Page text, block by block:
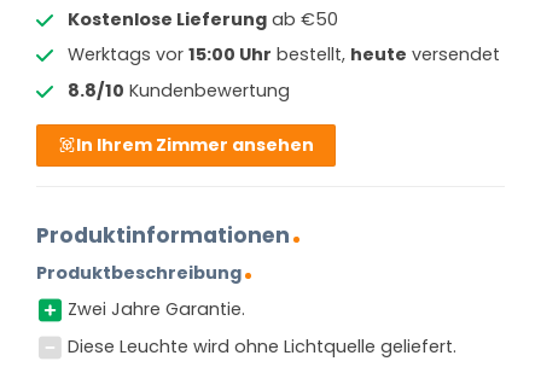
Kostenlose Lieferungab €50
Werktags vor 15:00 Uhr bestellt, heute versendet
8.8/10 Kundenbewertung
In Ihrem Zimmer ansehen
Produktinformationen
Produktbeschreibung
Zwei Jahre Garantie.
Diese Leuchte wird ohne Lichtquelle geliefert.